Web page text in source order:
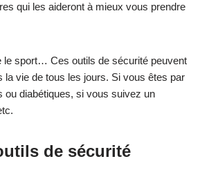
qui les aideront à mieux vous prendre
le sport… Ces outils de sécurité peuvent
la vie de tous les jours. Si vous êtes par
ou diabétiques, si vous suivez un
de sécurité